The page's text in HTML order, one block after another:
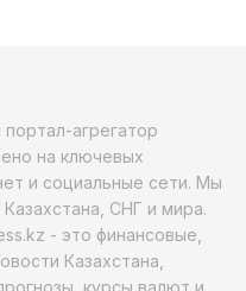
агрегатор
на ключевых
и социальные сети. Мы
СНГ и мира.
- это финансовые,
Казахстана,
курсы валют и